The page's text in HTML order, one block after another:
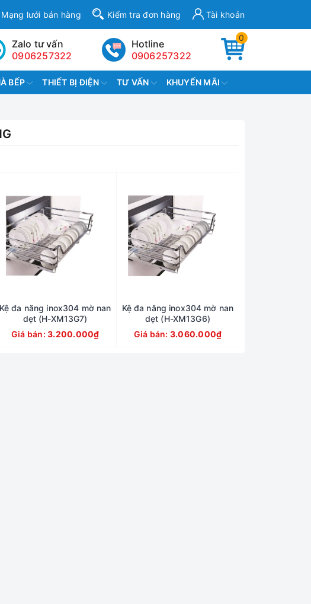
Mạng lưới bán hàng Kiểm tra đơn hàng Tài khoản
0
Hotline
0906257322
Zalo tư vấn
0906257322
BẾP THIẾT BỊ ĐIỆN TƯ VẤN KHUYẾN MÃI
Kệ đa năng inox304 mờ nan
dẹt (H-XM13G7)
Giá bán: 3.200.000₫
Kệ đa năng inox304 mờ nan
dẹt (H-XM13G6)
Giá bán: 3.060.000₫